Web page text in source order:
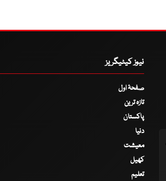
نیوز کیٹیگریز
صفحۂ اول
تازہ ترین
پاکستان
دنیا
معیشت
کھیل
تعلیم